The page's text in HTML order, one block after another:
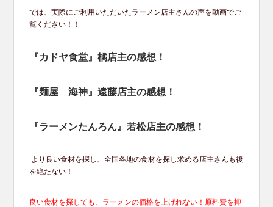
では、実際にご利用いただいたラーメン店主さんの声を動画でご
覧ください！！
『カドヤ食堂』橘店主の感想！
『麺屋 海神』遠藤店主の感想！
『ラーメンたんろん』若松店主の感想！
より良い食材を探し、全国各地の食材を探し求める店主さんも後
を絶たない！
良い食材を探しても、ラーメンの価格を上げれない！原料費を抑